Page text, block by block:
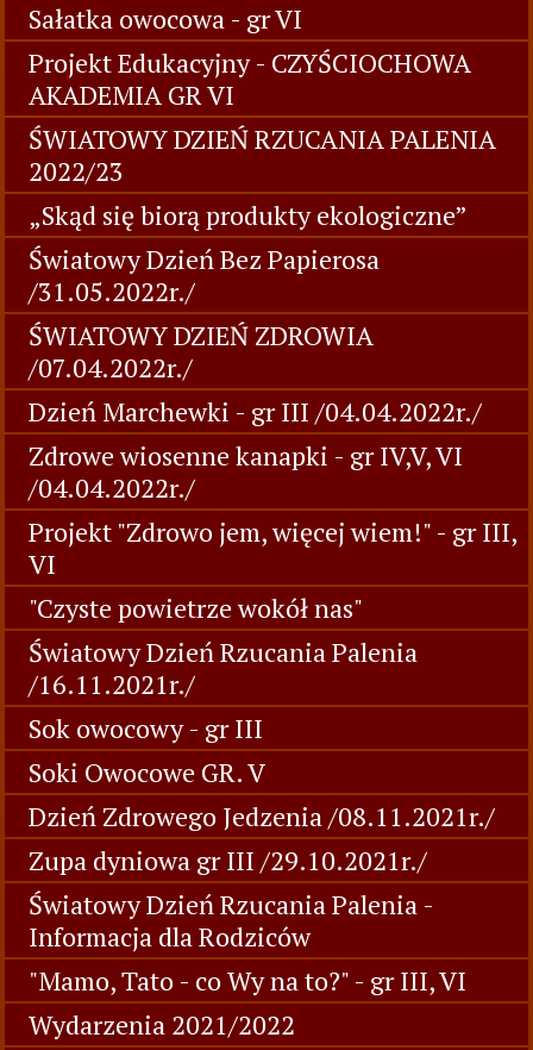
Sałatka owocowa - gr VI
Projekt Edukacyjny - CZYŚCIOCHOWA
AKADEMIA GR VI
ŚWIATOWY DZIEŃ RZUCANIA PALENIA
2022/23
„Skąd się biorą produkty ekologiczne”
Światowy Dzień Bez Papierosa
/31.05.2022r./
ŚWIATOWY DZIEŃ ZDROWIA
/07.04.2022r./
Dzień Marchewki - gr III /04.04.2022r./
Zdrowe wiosenne kanapki - gr IV,V, VI
/04.04.2022r./
Projekt "Zdrowo jem, więcej wiem!" - gr III,
VI
"Czyste powietrze wokół nas"
Światowy Dzień Rzucania Palenia
/16.11.2021r./
Sok owocowy - gr III
Soki Owocowe GR. V
Dzień Zdrowego Jedzenia /08.11.2021r./
Zupa dyniowa gr III /29.10.2021r./
Światowy Dzień Rzucania Palenia -
Informacja dla Rodziców
"Mamo, Tato - co Wy na to?" - gr III, VI
Wydarzenia 2021/2022